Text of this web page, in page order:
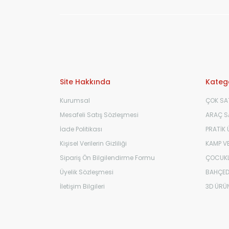
Site Hakkında
Kurumsal
Mesafeli Satış Sözleşmesi
İade Politikası
Kişisel Verilerin Gizliliği
Sipariş Ön Bilgilendirme Formu
Üyelik Sözleşmesi
İletişim Bilgileri
ÇOK
ARAÇ
PRATİK
KAMP
3D